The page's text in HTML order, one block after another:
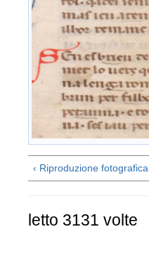
‹ Riproduzione fotografica
letto 3131 volte